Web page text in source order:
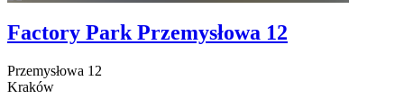
Factory Park Przemysłowa 12
Przemysłowa 12
Kraków